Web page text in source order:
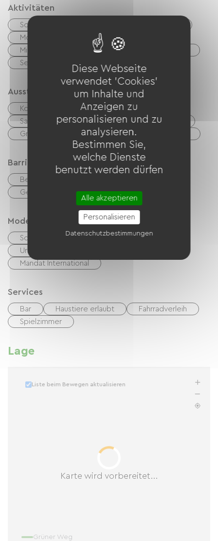
Aktivitäten
Schattiger
Mountainbike
Fahrrad
Minigolf
Reiten
See
Und mehr
Ausstattung
Kollektiver Wäschetrockner
Sammelwaschmaschine
Babyausstattung
Grillen
Gemeinsame sanitäre Einrichtungen
Barrierefreiheit
Behindertengerechte Toiletten
Geeigneter Parkplatz
Modes de paiement
Schecks
Bargeld
Urlaubsgutscheine (ANCV)
Mandat International
Services
Bar Haustiere erlaubt
Fahrradverleih
Spielzimmer
Lage
Karte wird vorbereitet...
Liste beim Bewegen aktualisieren
Grüner Weg
Diese Webseite
verwendet 'Cookies'
um Inhalte und
Anzeigen zu
personalisieren und zu
analysieren.
Bestimmen Sie,
welche Dienste
benutzt werden dürfen
Alle akzeptieren
Personalisieren
Datenschutzbestimmungen